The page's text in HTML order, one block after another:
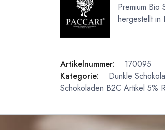
Premium Bio
hergestellt in
Artikelnummer:
170095
Kategorie:
Dunkle
Schokoladen B2C Artikel 5%